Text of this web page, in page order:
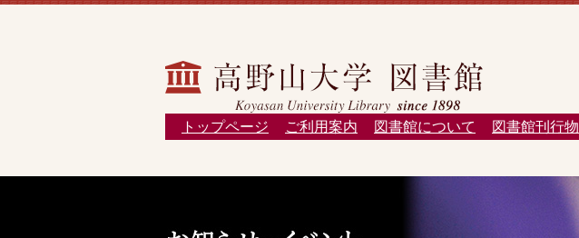
トップページ ご利用案内 図書館について 図書館刊行物